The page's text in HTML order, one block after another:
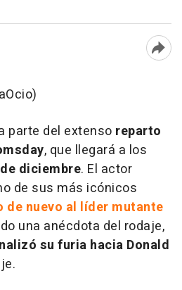
parte del extenso reparto
, que llegará a los
diciembre. El actor
de sus más icónicos
de nuevo al líder mutante
una anécdota del rodaje,
su furia hacia Donald